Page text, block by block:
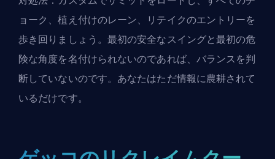
ョーク、植え付けのレーン、リテイクのエントリーを
歩き回りましょう。最初の安全なスイングと最初の危
険な角度を名付けられないのであれば、バランスを判
断していないのです。あなたはただ情報に農耕されて
いるだけです。